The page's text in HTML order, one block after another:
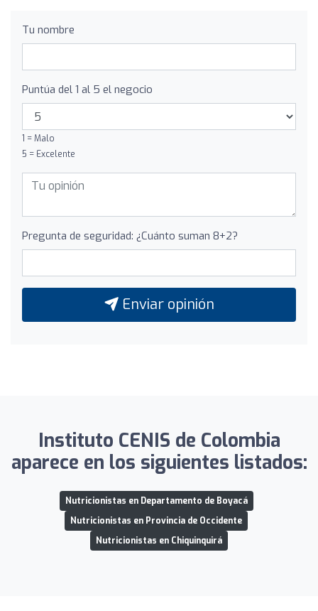
Tu nombre
Puntúa del 1 al 5 el negocio
1 = Malo
5 = Excelente
Pregunta de seguridad: ¿Cuánto suman 8+2?
Enviar opinión
Instituto CENIS de Colombia
aparece en los siguientes listados:
Nutricionistas en Departamento de Boyacá
Nutricionistas en Provincia de Occidente
Nutricionistas en Chiquinquirá